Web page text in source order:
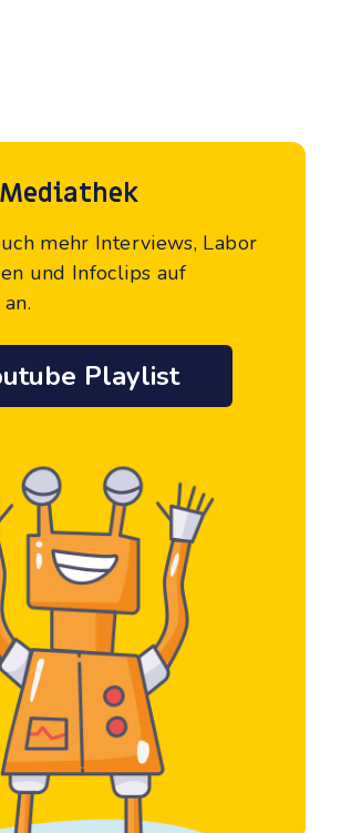
mehr Interviews, Labor
und Infoclips auf
Playlist